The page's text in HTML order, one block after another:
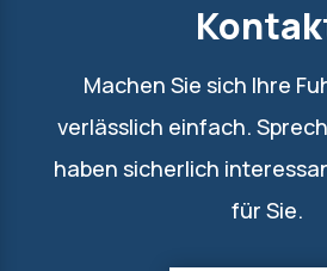
Machen Sie sich Ihre
verlässlich einfach.
haben sicherlich
für Sie.